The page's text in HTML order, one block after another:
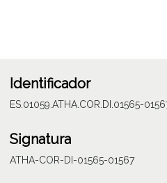
Identificador
ES.01059.ATHA.COR.DI.01565-
Signatura
ATHA-COR-DI-01565-01567